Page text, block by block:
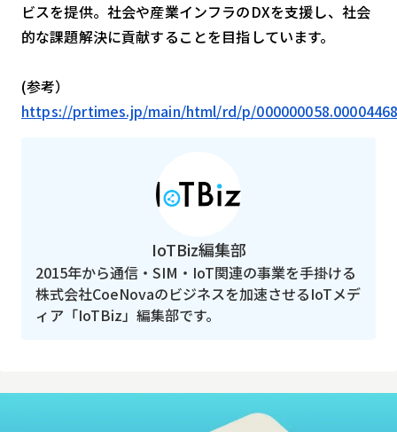
ビスを提供。社会や産業インフラのDXを支援し、社会
的な課題解決に貢献することを目指しています。
(参考）
https://prtimes.jp/main/html/rd/p/
IoTBiz編集部
2015年から通信・SIM・IoT関連の事業を手掛ける
株式会社CoeNovaのビジネスを加速させるIoTメデ
ィア「IoTBiz」編集部です。